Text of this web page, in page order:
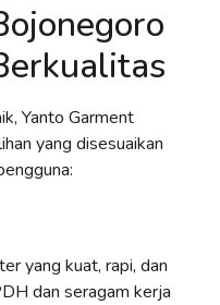
Yanto Garment
yang disesuaikan
yang kuat, rapi, dan
dan seragam kerja